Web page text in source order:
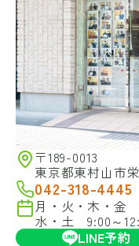
〒189-0013
東京都東村山市
042-318-4445
月・火・木・金
水・土 9:00～
LINE予約